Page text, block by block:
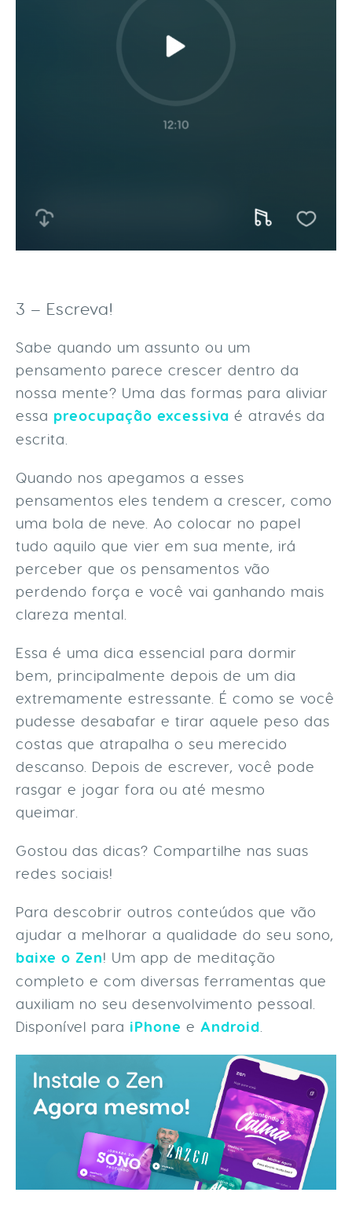
3 – Escreva!
Sabe quando um assunto ou um
pensamento parece crescer dentro da
nossa mente? Uma das formas para aliviar
essa preocupação excessiva é através da
escrita.
Quando nos apegamos a esses
pensamentos eles tendem a crescer, como
uma bola de neve. Ao colocar no papel
tudo aquilo que vier em sua mente, irá
perceber que os pensamentos vão
perdendo força e você vai ganhando mais
clareza mental.
Essa é uma dica essencial para dormir
bem, principalmente depois de um dia
extremamente estressante. É como se você
pudesse desabafar e tirar aquele peso das
costas que atrapalha o seu merecido
descanso. Depois de escrever, você pode
rasgar e jogar fora ou até mesmo
queimar.
Gostou das dicas? Compartilhe nas suas
redes sociais!
Para descobrir outros conteúdos que vão
ajudar a melhorar a qualidade do seu sono,
baixe o Zen! Um app de meditação
completo e com diversas ferramentas que
auxiliam no seu desenvolvimento pessoal.
Disponível para iPhone e Android.